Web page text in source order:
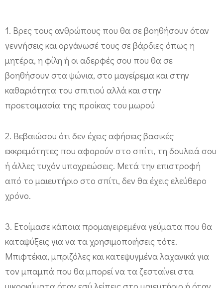
π
ό
τ
ο
ι
ε
υ
τ
ή
ι
ο
1. Βρες τους ανθρώπους που θα σε βοηθήσουν όταν
γεννήσεις και οργάνωσέ τους σε βάρδιες όπως η
μητέρα, η φίλη ή οι αδερφές σου που θα σε
βοηθήσουν στα ψώνια, στο μαγείρεμα και στην
καθαριότητα του σπιτιού αλλά και στην
προετοιμασία της προίκας του μωρού
2. Βεβαιώσου ότι δεν έχεις αφήσεις βασικές
εκκρεμότητες που αφορούν στο σπίτι, τη δουλειά σου
ή άλλες τυχόν υποχρεώσεις. Μετά την επιστροφή
από το μαιευτήριο στο σπίτι, δεν θα έχεις ελεύθερο
χρόνο.
3. Ετοίμασε κάποια προμαγειρεμένα γεύματα που θα
καταψύξεις για να τα χρησιμοποιήσεις τότε.
Μπιφτέκια, μπριζόλες και κατεψυγμένα λαχανικά για
τον μπαμπά που θα μπορεί να τα ζεσταίνει στα